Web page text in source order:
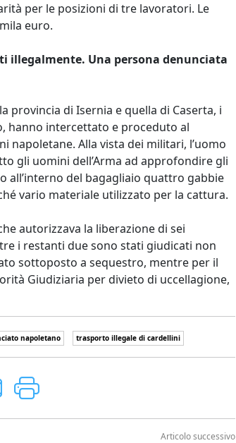
per le posizioni di tre lavoratori. Le
euro.
illegalmente. Una persona denunciata
provincia di Isernia e quella di Caserta, i
hanno intercettato e proceduto al
napoletane. Alla vista dei militari, l’uomo
gli uomini dell’Arma ad approfondire gli
all’interno del bagagliaio quattro gabbie
vario materiale utilizzato per la cattura.
autorizzava la liberazione di sei
i restanti due sono stati giudicati non
sottoposto a sequestro, mentre per il
Giudiziaria per divieto di uccellagione,
napoletano trasporto illegale di cardellini
Articolo successivo